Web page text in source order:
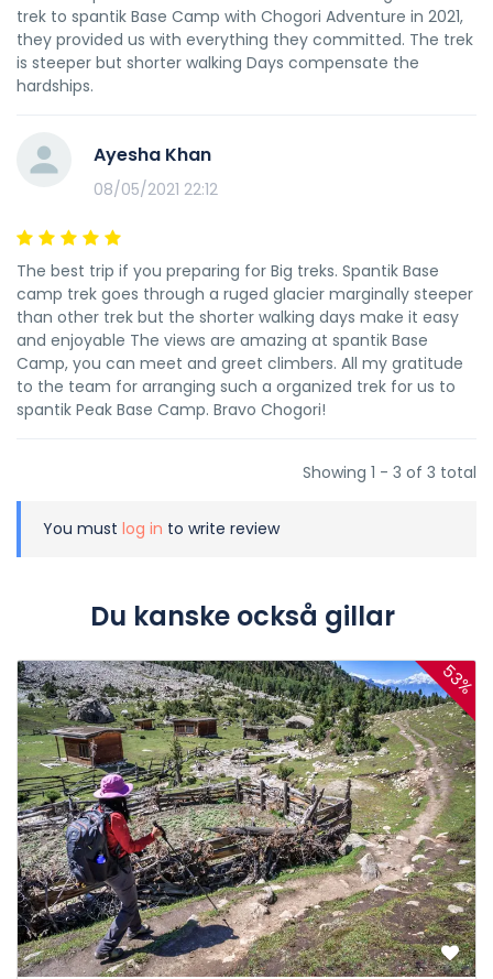
trek to spantik Base Camp with Chogori Adventure in 2021,
they provided us with everything they committed. The trek
is steeper but shorter walking Days compensate the
hardships.
Ayesha Khan
08/05/2021 22:12
The best trip if you preparing for Big treks. Spantik Base
camp trek goes through a ruged glacier marginally steeper
than other trek but the shorter walking days make it easy
and enjoyable The views are amazing at spantik Base
Camp, you can meet and greet climbers. All my gratitude
to the team for arranging such a organized trek for us to
spantik Peak Base Camp. Bravo Chogori!
Showing 1 - 3 of 3 total
You must log in to write review
Du kanske också gillar
53%